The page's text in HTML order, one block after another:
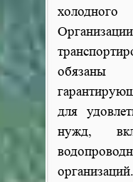
обязаны
для
нужд,
организаций.